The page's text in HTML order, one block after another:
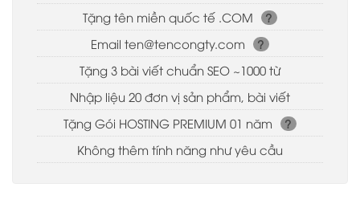
Tặng tên miền quốc tế .COM
?
Emailten@tencongty.com ?
Tặng 3 bài viết chuẩn SEO ~1000 từ
Nhập liệu 20 đơn vị sản phẩm, bài viết
Tặng Gói HOSTING PREMIUM 01 năm
?
Không thêm tính năng như yêu cầu
Tải Báo Giá Kho Giao Diện